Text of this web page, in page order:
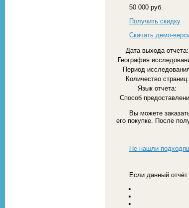
50 000 руб.
Получить скидку
Скачать демо-
Дата выхода отчета:
География
Период
Количество страниц:
Язык отчета:
Способ
Вы можете
его покупке. После
Не нашли
Если данный